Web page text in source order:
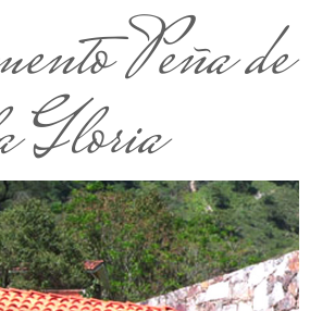
Peña de
Gloria